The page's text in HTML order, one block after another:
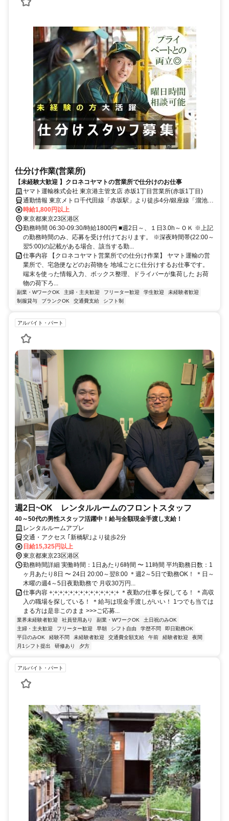
仕分け作業(営業所)
【未経験大歓迎 】クロネコヤマトの営業所で仕分けのお仕事
ヤマト運輸株式会社 東京港主管支店 赤坂1丁目営業所(赤坂1丁目)
通勤情報 東京メトロ千代田線「赤坂駅」より徒歩4分/銀座線「溜池山
王駅」より徒歩3分
時給1,800円以上
東京都東京23区港区
勤務時間 06:30-09:30/時給1800円 ■週2日～、１日3.0h～ＯＫ ※上記
の勤務時間のみ、応募を受け付けております。 ※深夜時間帯(22:00～
翌5:00)の記載がある場合、該当する勤...
仕事内容 【クロネコヤマト営業所での仕分け作業】 ヤマト運輸の営
業所で、宅急便などのお荷物を 地域ごとに仕分けするお仕事です。
端末を使った情報入力、ボックス整理、ドライバーが集荷した お荷
物の荷下ろ...
副業・WワークOK 主婦・主夫歓迎 フリーター歓迎 学生歓迎
未経験者歓迎
制服貸与
ブランクOK 交通費支給 シフト制
アルバイト・パート
週2日~OK レンタルルームのフロントスタッフ
40～50代の男性スタッフ活躍中！給与全額現金手渡し支給！
レンタルルームアプレ
交通・アクセス ｢新橋駅｣より徒歩2分
日給15,325円以上
東京都東京23区港区
勤務時間詳細 実働時間：1日あたり6時間 〜 11時間 平均勤務日数：1
ヶ月あたり8日 〜 24日 20:00～翌8:00 ＊週2～5日で勤務OK！ ＊日～
木曜の週4～5日夜勤勤務で 月収30万円...
仕事内容 +;+;+;+;+;+;+;+;+;+;+;+;+;+ ＊夜勤の仕事を探してる！ ＊高収
入の職場を探している！ ＊給与は現金手渡しがいい！ 1つでも当ては
まる方は是非このまま >>>ご応募...
業界未経験者歓迎 社員登用あり 副業・WワークOK
土日祝のみOK
主婦・主夫歓迎
フリーター歓迎 早朝 シフト自由 学歴不問
即日勤務OK
平日のみOK
経験不問 未経験者歓迎 交通費全額支給 午前 経験者歓迎
夜間
月1シフト提出
研修あり 夕方
アルバイト・パート